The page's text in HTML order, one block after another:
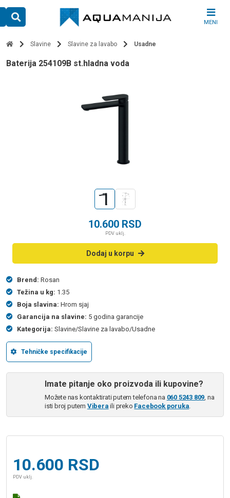
content
MENI
Slavine Slavine za lavabo Usadne
baterija 254109B st.hladna voda
10.600 RSD
PDV uklj.
Dodaj u korpu
Brend: Rosan
Težina u kg: 1.35
Boja slavina: Hrom sjaj
Garancija na slavine: 5 godina garancije
Kategorija: Slavine/Slavine za lavabo/Usadne
Tehničke specifikacije
Imate pitanje oko proizvoda ili kupovine?
Možete nas kontaktirati putem telefona na 060 5243 809, na
isti broj putem Vibera ili preko Facebook poruka.
10.600 RSD
PDV uklj.